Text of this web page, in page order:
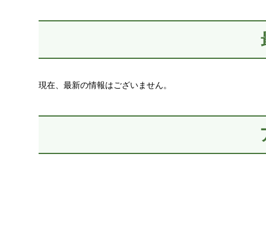
現在、最新の情報はございません。